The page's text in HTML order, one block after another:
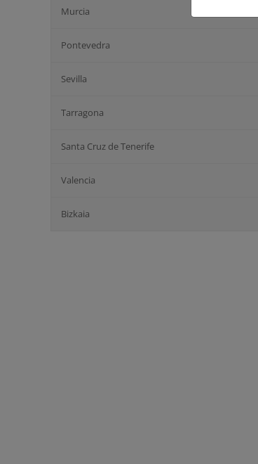
Murcia
Pontevedra
Sevilla
Tarragona
Santa Cruz de Tenerife
Valencia
Bizkaia